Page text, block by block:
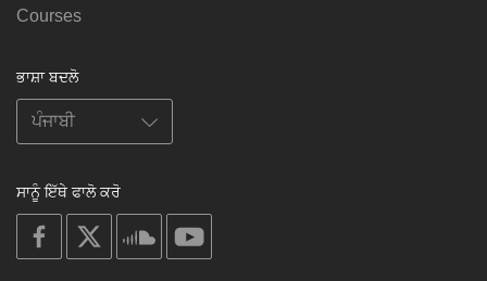
Courses
ਭਾਸ਼ਾ ਬਦਲੋ
ਸਾਨੂੰ ਇੱਥੇ ਫਾਲੋ ਕਰੋ
on
facebook
soundcloud